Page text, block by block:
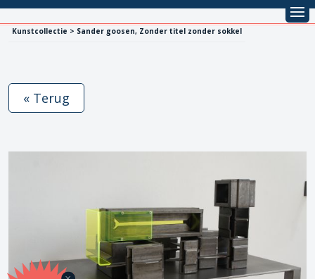
Kunstcollectie > Sander goosen, Zonder titel zonder sokkel
« Terug